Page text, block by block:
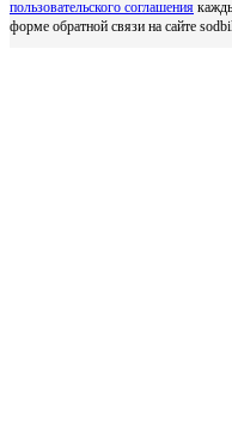
пользовательского соглашения
форме обратной связи на сайте